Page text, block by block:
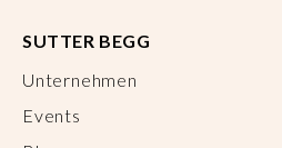
SUTTER BEGG
Unternehmen
Events